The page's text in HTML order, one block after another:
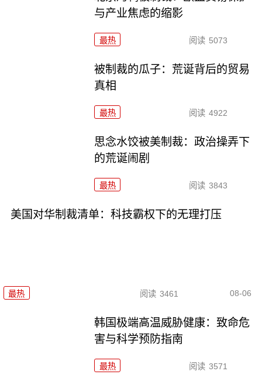
与产业焦虑的缩影
最热 阅读 5073
被制裁的瓜子：荒诞背后的贸易
真相
最热 阅读 4922
思念水饺被美制裁：政治操弄下
的荒诞闹剧
最热 阅读 3843
美国对华制裁清单：科技霸权下的无理打压
最热 阅读 3461 08-06
韩国极端高温威胁健康：致命危
害与科学预防指南
最热 阅读 3571